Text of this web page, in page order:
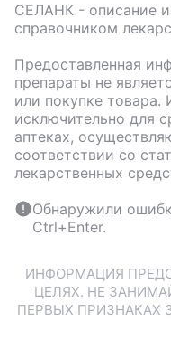
СЕЛАНК - описание
справочником
Предоставленная
препараты не
или покупке товара.
исключительно для
аптеках,
соответствии со
лекарственных
Обнаружили
Ctrl+Enter.
ИНФОРМАЦИЯ
ЦЕЛЯХ. НЕ
ПЕРВЫХ ПРИЗНАКАХ